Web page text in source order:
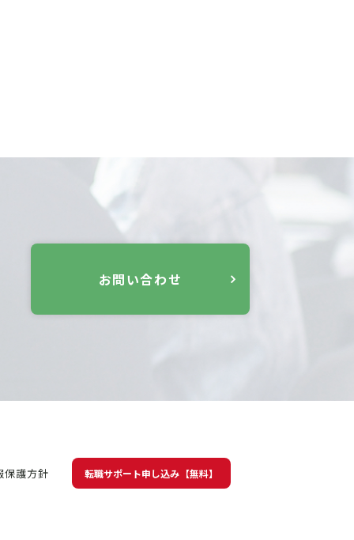
お問い合わせ
保護方針 転職サポート申し込み【無料】